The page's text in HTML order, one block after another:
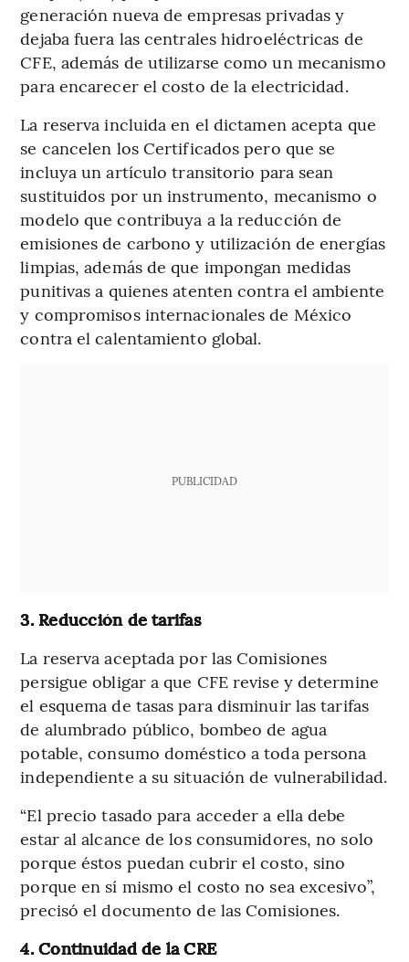
generación nueva de empresas privadas y
dejaba fuera las centrales hidroeléctricas de
CFE, además de utilizarse como un mecanismo
para encarecer el costo de la electricidad.
La reserva incluida en el dictamen acepta que
se cancelen los Certificados pero que se
incluya un artículo transitorio para sean
sustituidos por un instrumento, mecanismo o
modelo que contribuya a la reducción de
emisiones de carbono y utilización de energías
limpias, además de que impongan medidas
punitivas a quienes atenten contra el ambiente
y compromisos internacionales de México
contra el calentamiento global.
PUBLICIDAD
3. Reducción de tarifas
La reserva aceptada por las Comisiones
persigue obligar a que CFE revise y determine
el esquema de tasas para disminuir las tarifas
de alumbrado público, bombeo de agua
potable, consumo doméstico a toda persona
independiente a su situación de vulnerabilidad.
“El precio tasado para acceder a ella debe
estar al alcance de los consumidores, no solo
porque éstos puedan cubrir el costo, sino
porque en sí mismo el costo no sea excesivo”,
precisó el documento de las Comisiones.
4. Continuidad de la CRE